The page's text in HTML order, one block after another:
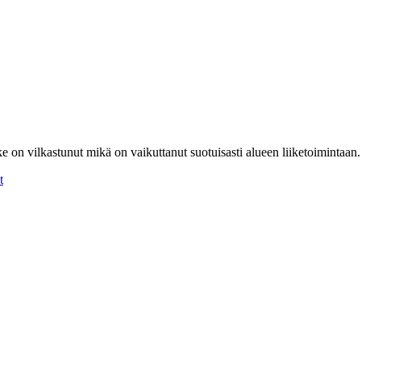
on vilkastunut mikä on vaikuttanut suotuisasti alueen liiketoimintaan.